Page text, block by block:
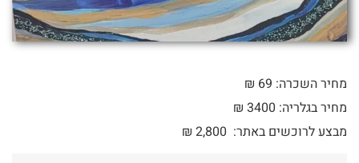
מחיר השכרה: 69 ₪
מחיר בגלריה: 3400 ₪
מבצע לרוכשים באתר:
₪ 2,800